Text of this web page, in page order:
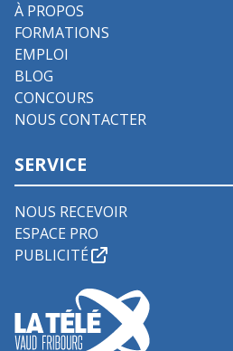
À PROPOS
FORMATIONS
EMPLOI
BLOG
CONCOURS
NOUS CONTACTER
SERVICE
NOUS RECEVOIR
ESPACE PRO
PUBLICITÉ